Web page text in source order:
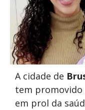
A cidade de
tem
em prol da